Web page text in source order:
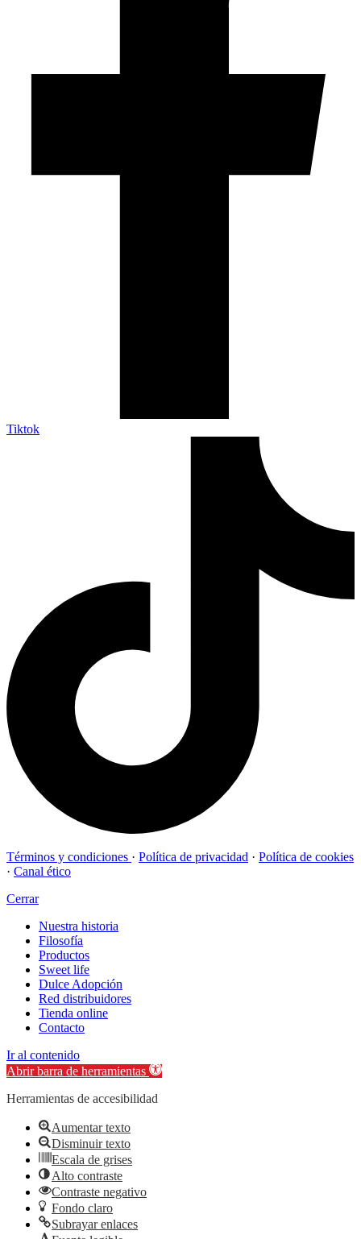
Tiktok
Términos y condiciones · Política de privacidad · Política de cookies
· Canal ético
Cerrar
Nuestra historia
Filosofía
Productos
Sweet life
Dulce Adopción
Red distribuidores
Tienda online
Contacto
Ir al contenido
Abrir barra de herramientas
Herramientas de accesibilidad
Aumentar texto
Disminuir texto
Escala de grises
Alto contraste
Contraste negativo
Fondo claro
Subrayar enlaces